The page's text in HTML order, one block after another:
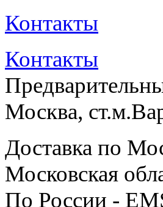
Контакты
Контакты
Москва,
Доставка по
Московская
По России -